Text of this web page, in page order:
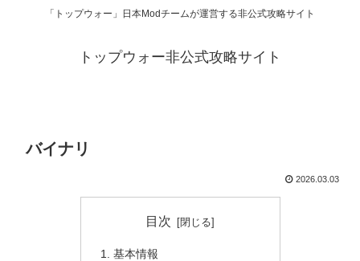
「トップウォー」日本Modチームが運営する非公式攻略サイト
トップウォー非公式攻略サイト
バイナリ
2026.03.03
目次
基本情報